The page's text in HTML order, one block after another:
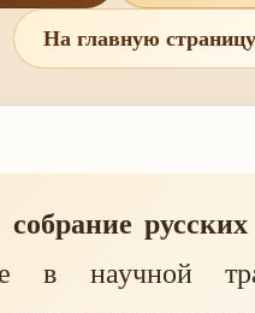
На главную страницу
в научной